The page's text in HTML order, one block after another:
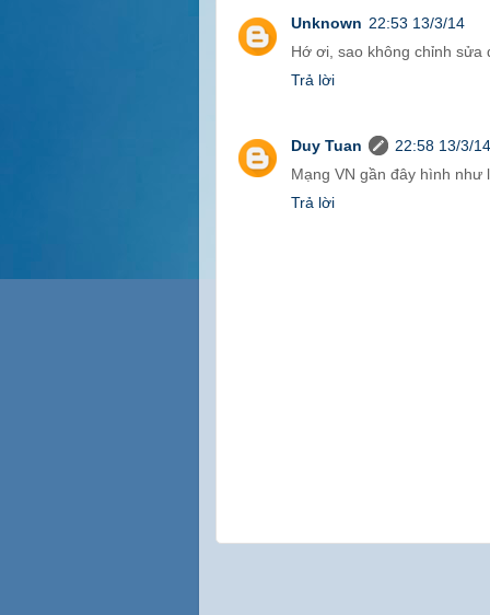
Unknown 22:53 13/3/14
Hớ ơi, sao không chỉnh sửa
Trả lời
Duy Tuan
22:58 13/3/14
Mạng VN gần đây hình
Trả lời